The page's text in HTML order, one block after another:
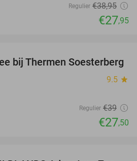
Regulier €38,95
€27,95
29%
bij Thermen Soesterberg
9.5 star
Regulier €39
€27,50